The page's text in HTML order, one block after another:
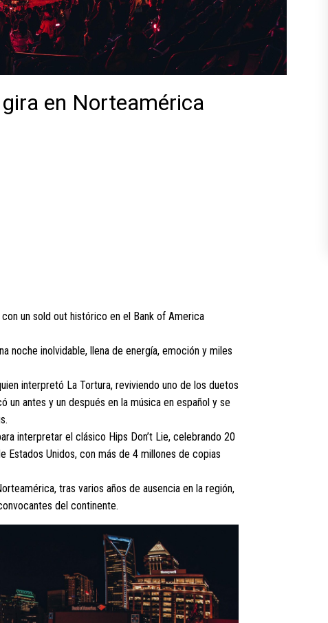
en Norteamérica
un sold out histórico en el Bank of America
inolvidable, llena de energía, emoción y miles
interpretó La Tortura, reviviendo uno de los duetos
un antes y un después en la música en español y se
interpretar el clásico Hips Don’t Lie, celebrando 20
Estados Unidos, con más de 4 millones de copias
tras varios años de ausencia en la región,
del continente.